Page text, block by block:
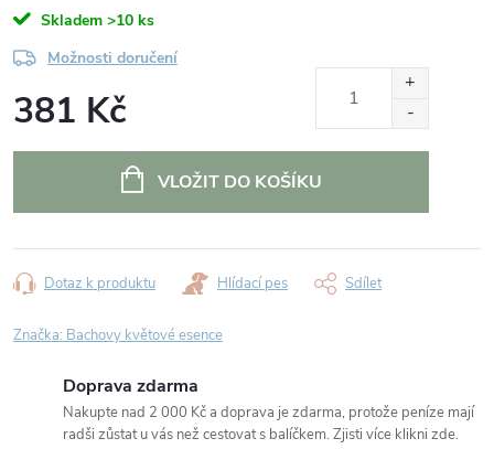
Skladem >10 ks
Možnosti doručení
381 Kč
VLOŽIT DO KOŠÍKU
Dotaz k produktu Hlídací pes Sdílet
Značka: Bachovy květové esence
Doprava zdarma
Nakupte nad 2 000 Kč a doprava je zdarma, protože peníze mají
radši zůstat u vás než cestovat s balíčkem. Zjisti více klikni zde.